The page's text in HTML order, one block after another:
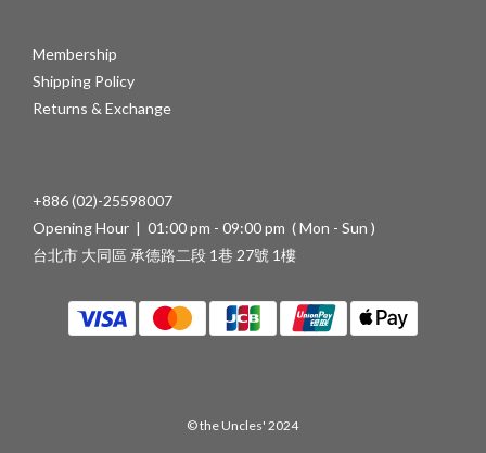
Membership
Shipping Policy
Returns & Exchange
+886 (02)-25598007
Opening Hour | 01:00 pm - 09:00 pm ( Mon - Sun )
台北市 大同區 承德路二段 1巷 27號 1樓
© the Uncles' 2024